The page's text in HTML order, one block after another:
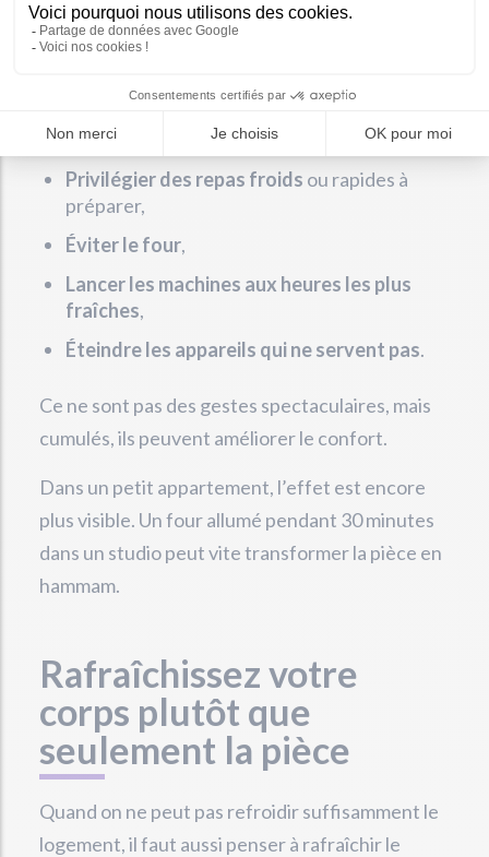
branchés inutilement: ces équipements
ajoutent de la chaleur dans un appartement déjà
Il vaut mieux :
Privilégier des repas froids ou rapides à
préparer,
Éviter le four,
Lancer les machines aux heures les plus
fraîches,
Éteindre les appareils qui ne servent pas.
Ce ne sont pas des gestes spectaculaires, mais
cumulés, ils peuvent améliorer le confort.
Dans un petit appartement, l’effet est encore
plus visible. Un four allumé pendant 30 minutes
dans un studio peut vite transformer la pièce en
hammam.
Rafraîchissez votre
corps plutôt que
seulement la pièce
Quand on ne peut pas refroidir suffisamment le
logement, il faut aussi penser à rafraîchir le